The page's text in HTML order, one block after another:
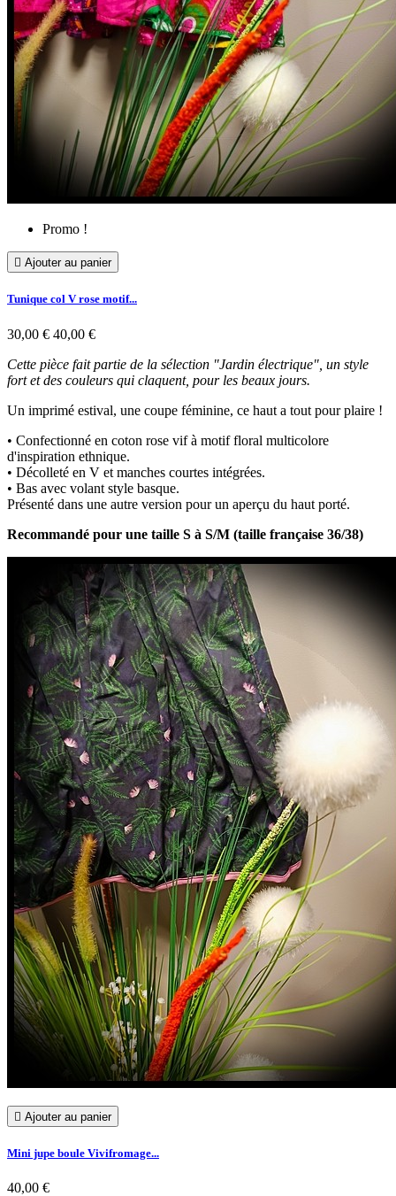
Promo !
 Ajouter au panier
Tunique col V rose motif...
30,00 € 40,00 €
Cette pièce fait partie de la sélection "Jardin électrique", un style
fort et des couleurs qui claquent, pour les beaux jours.
Un imprimé estival, une coupe féminine, ce haut a tout pour plaire !
• Confectionné en coton rose vif à motif floral multicolore
d'inspiration ethnique.
• Décolleté en V et manches courtes intégrées.
• Bas avec volant style basque.
Présenté dans une autre version pour un aperçu du haut porté.
Recommandé pour une taille S à S/M (taille française 36/38)
 Ajouter au panier
Mini jupe boule Vivifromage...
40,00 €